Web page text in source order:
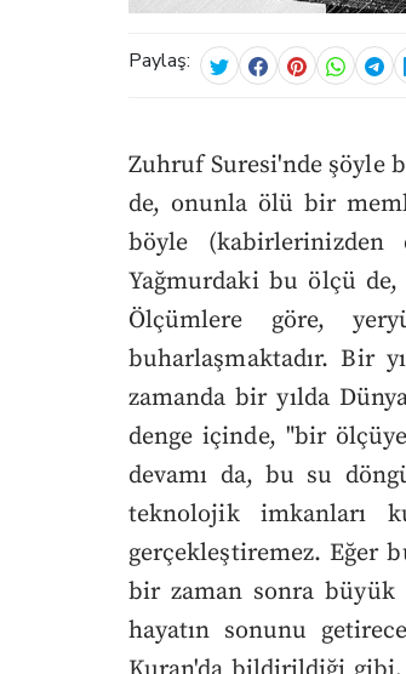
Paylaş:
Zuhruf Suresi'nde şöyle
de, onunla ölü bir
böyle (kabirlerinizden
Yağmurdaki bu ölçü de,
Ölçümlere göre,
buharlaşmaktadır. Bir
zamanda bir yılda
denge içinde, "bir
devamı da, bu su
teknolojik imkanları
gerçekleştiremez. Eğer
bir zaman sonra büyük
hayatın sonunu